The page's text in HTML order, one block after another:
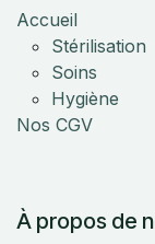
Accueil
Stérilisation
Soins
Hygiène
Nos CGV
À propos de